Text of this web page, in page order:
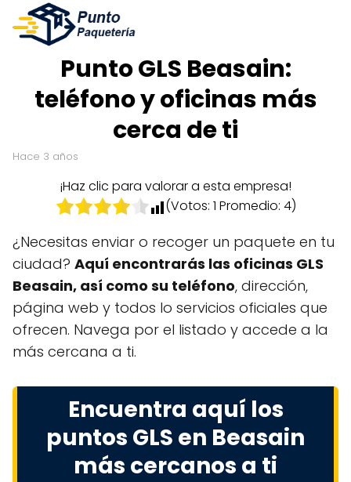
Punto GLS Beasain:
teléfono y oficinas más
cerca de ti
hace 3 años
¡Haz clic para valorar a esta empresa!
(Votos: 1 Promedio: 4)
¿Necesitas enviar o recoger un paquete en tu
ciudad? Aquí encontrarás las oficinas GLS
Beasain, así como su teléfono, dirección,
página web y todos lo servicios oficiales que
ofrecen. Navega por el listado y accede a la
más cercana a ti.
Encuentra aquí los
puntos GLS en Beasain
más cercanos a ti